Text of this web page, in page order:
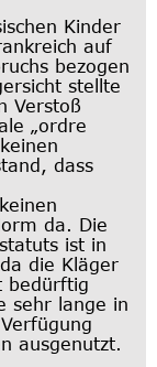
Kinder
auf
bezogen
stellte
Verstoß
„ordre
dass
da. Die
ist in
die Kläger
bedürftig
sehr lange in
ausgenutzt.